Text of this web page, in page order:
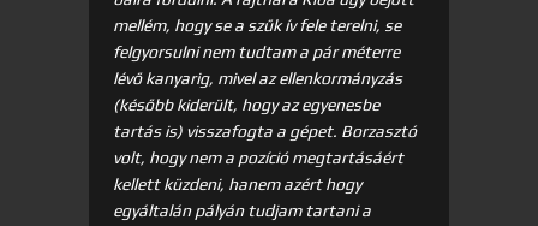
mellém, hogy se a szűk ív fele terelni, se
felgyorsulni nem tudtam a pár méterre
lévő kanyarig, mivel az ellenkormányzás
(később kiderült, hogy az egyenesbe
tartás is) visszafogta a gépet. Borzasztó
volt, hogy nem a pozíció megtartásáért
kellett küzdeni, hanem azért hogy
egyáltalán pályán tudjam tartani a